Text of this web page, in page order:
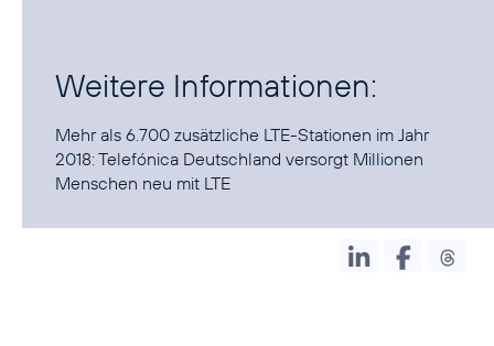
Weitere Informationen:
Mehr als 6.700 zusätzliche LTE-Stationen im Jahr
2018:Telefónica Deutschland versorgt Millionen
Menschen neu mit LTE